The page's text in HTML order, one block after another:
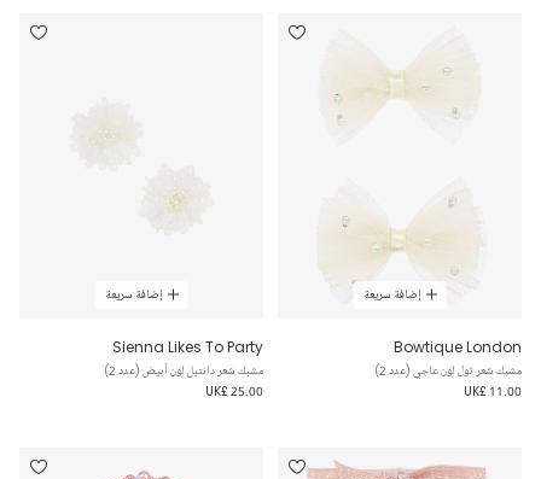
إضافة سريعة
Bowtique London
مشبك شعر تول لون عاجي (عدد 2)
UK£ 11.00
إضافة سريعة
Sienna Likes To Party
مشبك شعر دانتيل لون أبيض (عدد 2)
UK£ 25.00